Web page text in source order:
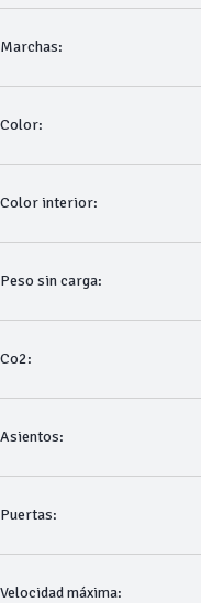
Marchas:
Color:
Color interior:
Peso sin carga:
Co2:
Asientos:
Puertas:
Velocidad máxima: